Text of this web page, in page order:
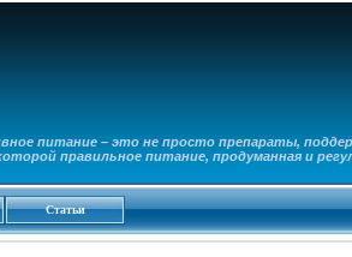
питание – это не просто препараты,
правильное питание, продуманная и
Статьи